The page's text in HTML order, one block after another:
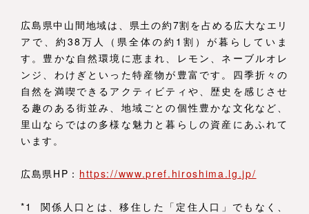
広島県中山間地域は、県土の約7割を占める広大なエリ
アで、約38万人（県全体の約1割）が暮らしていま
す。豊かな自然環境に恵まれ、レモン、ネーブルオレ
ンジ、わけぎといった特産物が豊富です。四季折々の
自然を満喫できるアクティビティや、歴史を感じさせ
る趣のある街並み、地域ごとの個性豊かな文化など、
里山ならではの多様な魅力と暮らしの資産にあふれて
います。
広島県HP： https://www.pref.hiroshima.lg.jp/
*1 関係人口とは、移住した「定住人口」でもなく、